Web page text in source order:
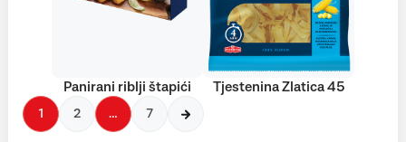
Panirani riblji štapići Tjestenina Zlatica 45
1 2 … 7